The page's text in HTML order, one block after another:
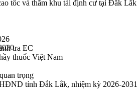
tốc và thăm khu tái định cư tại Đắk Lắk
tra EC
thuốc Việt Nam
trọng
tỉnh Đắk Lắk, nhiệm kỳ 2026-2031